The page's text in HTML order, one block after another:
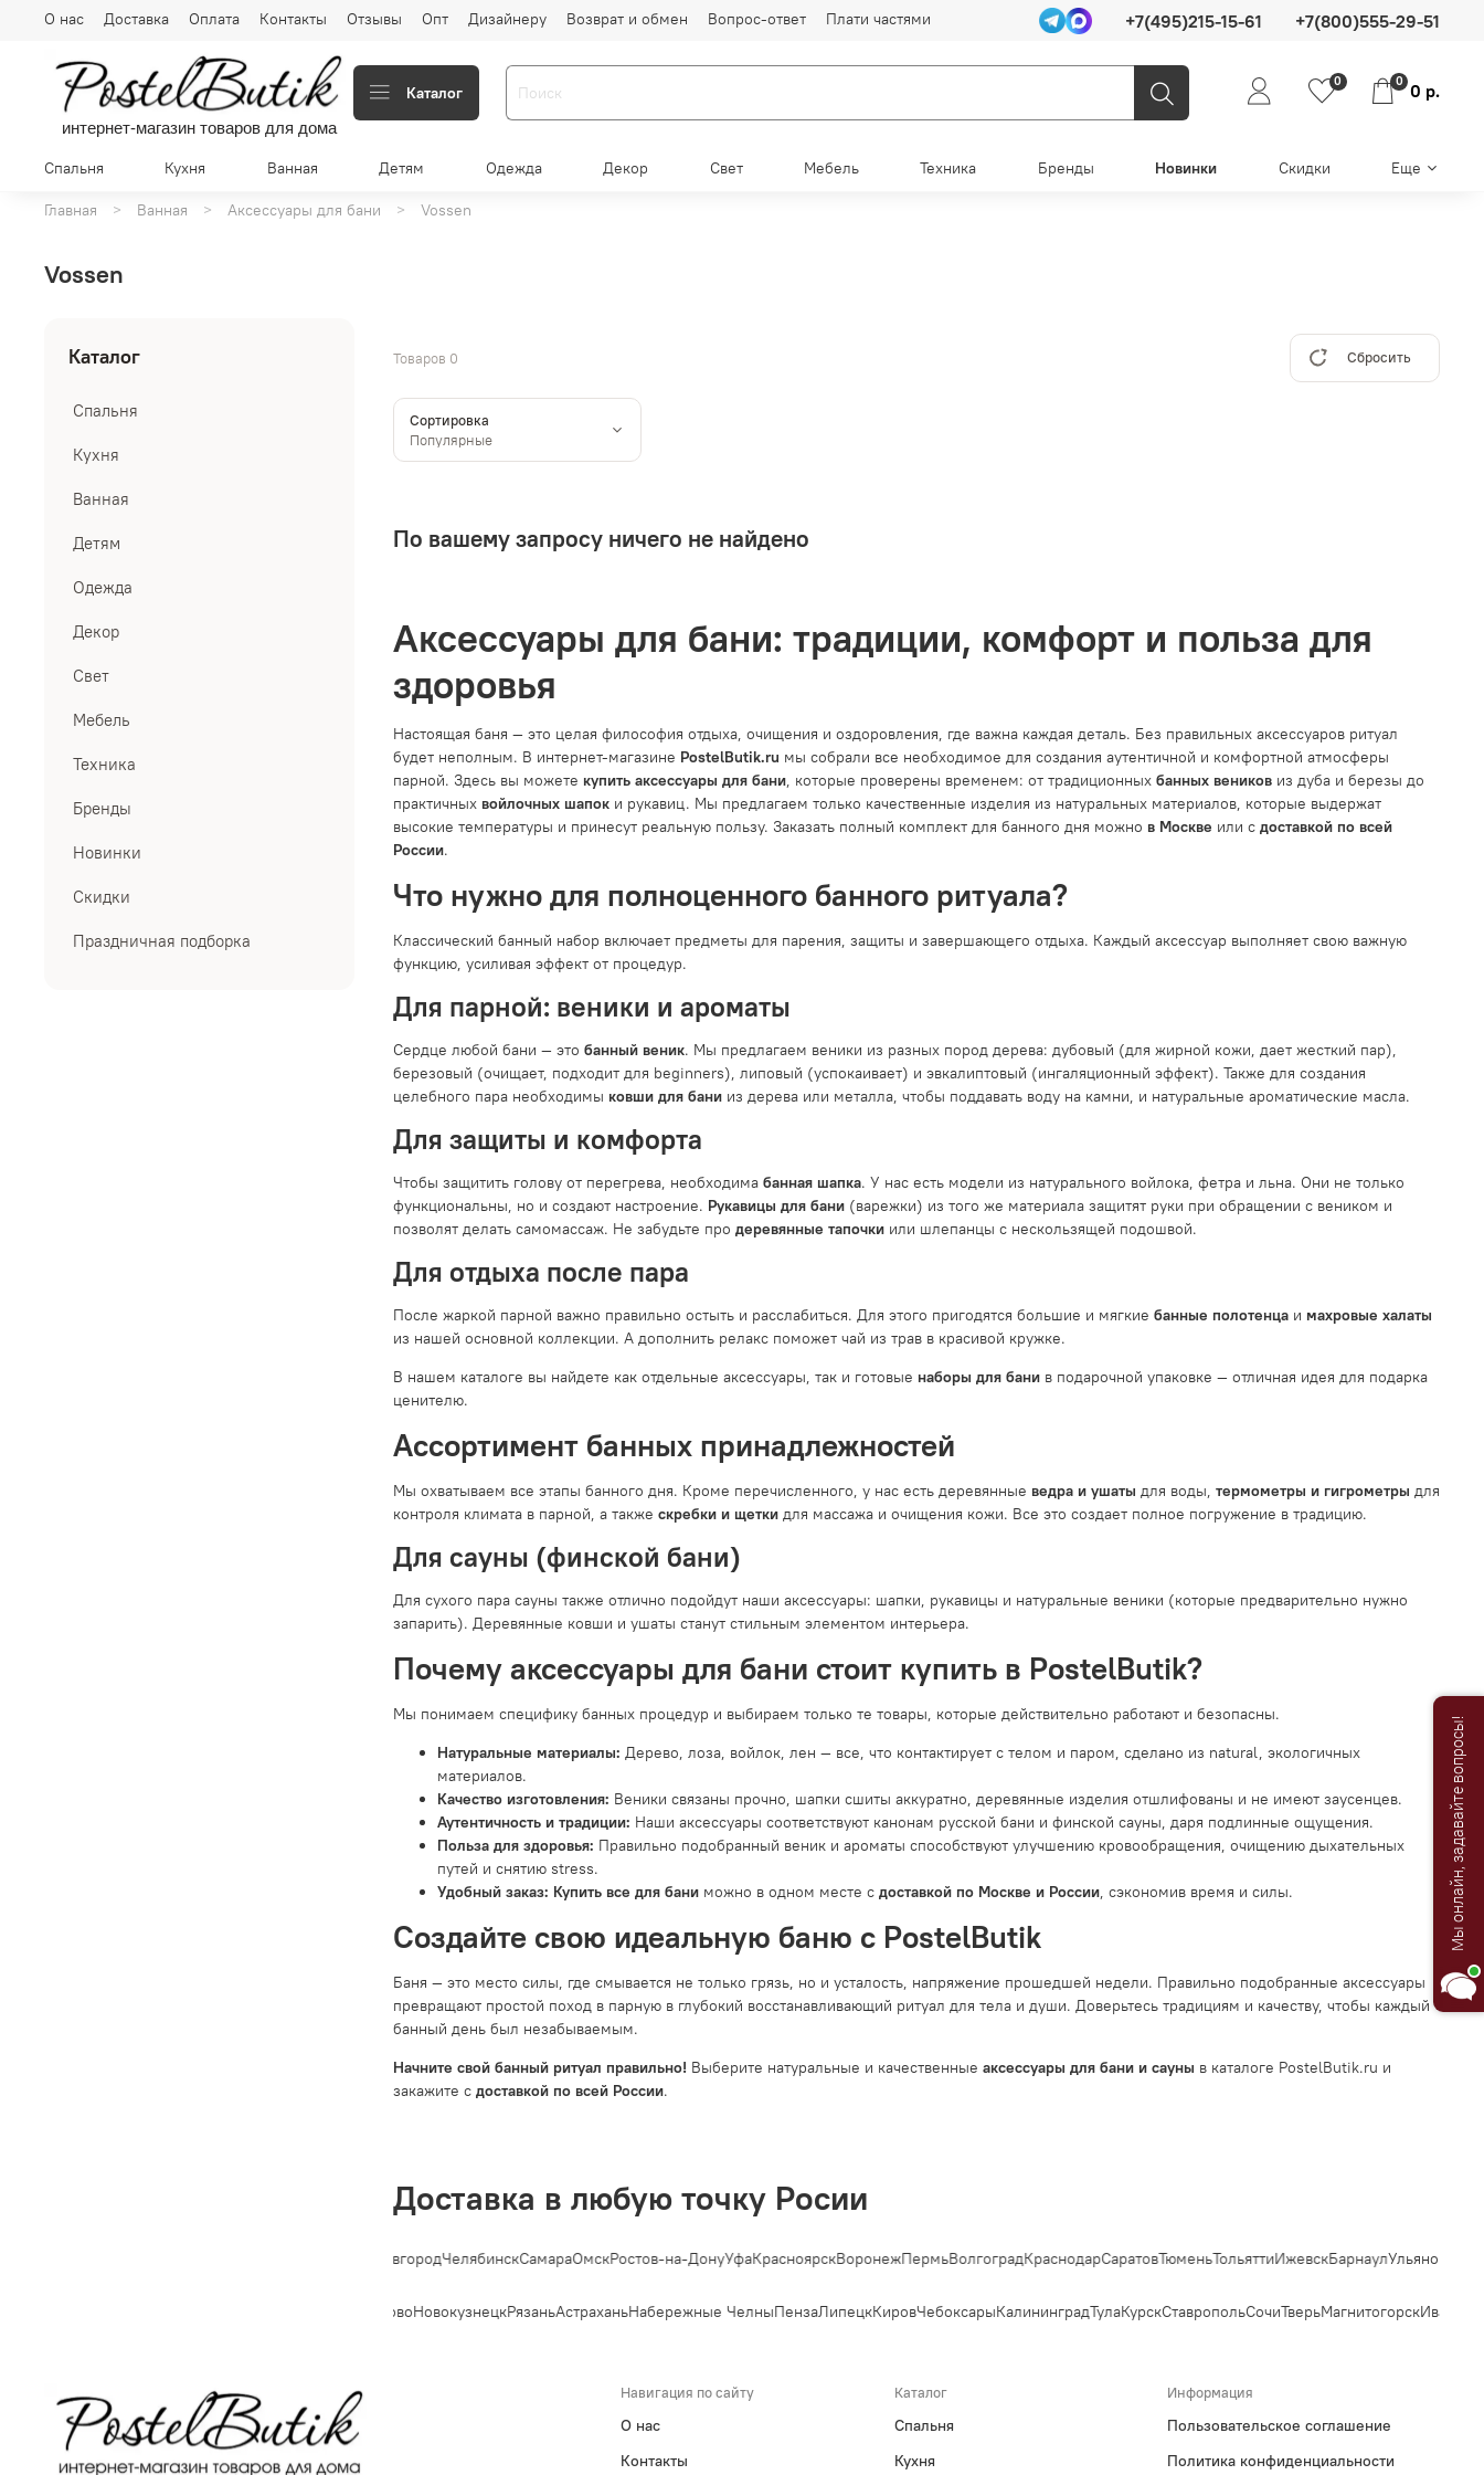
О нас Доставка Оплата Контакты Отзывы Опт Дизайнеру Возврат и обмен Вопрос-ответ Плати частями +7(495)215-15-61 +7(800)555-29-51
интернет-магазин товаров для дома
Каталог
0 0 0 р.
Спальня Кухня Ванная Детям Одежда Декор Свет Мебель Техника Бренды Новинки Скидки Еще
Главная Ванная Аксессуары для бани Vossen
Vossen
Товаров 0 Сбросить
Сортировка
По вашему запросу ничего не найдено
Аксессуары для бани: традиции, комфорт и польза для
здоровья
Настоящая баня — это целая философия отдыха, очищения и оздоровления, где важна каждая деталь. Без правильных аксессуаров ритуал
будет неполным. В интернет-магазине PostelButik.ru мы собрали все необходимое для создания аутентичной и комфортной атмосферы
парной. Здесь вы можете купить аксессуары для бани, которые проверены временем: от традиционных банных вениковиз дуба и березы до
практичных войлочных шапоки рукавиц. Мы предлагаем только качественные изделия из натуральных материалов, которые выдержат
высокие температуры и принесут реальную пользу. Заказать полный комплект для банного дня можно в Москве или с доставкой по всей
России.
Что нужно для полноценного банного ритуала?
Классический банный набор включает предметы для парения, защиты и завершающего отдыха. Каждый аксессуар выполняет свою важную
функцию, усиливая эффект от процедур.
Для парной: веники и ароматы
Сердце любой бани — это банный веник. Мы предлагаем веники из разных пород дерева: дубовый (для жирной кожи, дает жесткий пар),
березовый (очищает, подходит для beginners), липовый (успокаивает) и эвкалиптовый (ингаляционный эффект). Также для создания
целебного пара необходимы ковши для банииз дерева или металла, чтобы поддавать воду на камни, и натуральные ароматические масла.
Для защиты и комфорта
Чтобы защитить голову от перегрева, необходима банная шапка. У нас есть модели из натурального войлока, фетра и льна. Они не только
функциональны, но и создают настроение. Рукавицы для бани(варежки) из того же материала защитят руки при обращении с веником и
позволят делать самомассаж. Не забудьте про деревянные тапочкиили шлепанцы с нескользящей подошвой.
Для отдыха после пара
После жаркой парной важно правильно остыть и расслабиться. Для этого пригодятся большие и мягкие банные полотенцаи махровые халаты
из нашей основной коллекции. А дополнить релакс поможет чай из трав в красивой кружке.
В нашем каталоге вы найдете как отдельные аксессуары, так и готовые наборы для банив подарочной упаковке — отличная идея для подарка
ценителю.
Ассортимент банных принадлежностей
Мы охватываем все этапы банного дня. Кроме перечисленного, у нас есть деревянные ведра и ушаты для воды, термометры и гигрометры для
контроля климата в парной, а также скребки и щеткидля массажа и очищения кожи. Все это создает полное погружение в традицию.
Для сауны (финской бани)
Для сухого пара сауны также отлично подойдут наши аксессуары: шапки, рукавицы и натуральные веники (которые предварительно нужно
запарить). Деревянные ковши и ушаты станут стильным элементом интерьера.
Почему аксессуары для бани стоит купить в PostelButik?
Мы понимаем специфику банных процедур и выбираем только те товары, которые действительно работают и безопасны.
Натуральные материалы: Дерево, лоза, войлок, лен — все, что контактирует с телом и паром, сделано из natural, экологичных
материалов.
Качество изготовления: Веники связаны прочно, шапки сшиты аккуратно, деревянные изделия отшлифованы и не имеют заусенцев.
Аутентичность и традиции: Наши аксессуары соответствуют канонам русской бани и финской сауны, даря подлинные ощущения.
Польза для здоровья: Правильно подобранный веник и ароматы способствуют улучшению кровообращения, очищению дыхательных
путей и снятию stress.
Удобный заказ: Купить все для баниможно в одном месте с доставкой по Москве и России, сэкономив время и силы.
Создайте свою идеальную баню с PostelButik
Баня — это место силы, где смывается не только грязь, но и усталость, напряжение прошедшей недели. Правильно подобранные аксессуары
превращают простой поход в парную в глубокий восстанавливающий ритуал для тела и души. Доверьтесь традициям и качеству, чтобы каждый
банный день был незабываемым.
Начните свой банный ритуал правильно!Выберите натуральные и качественные аксессуары для бани и сауны в каталоге PostelButik.ru и
закажите с доставкой по всей России.
Доставка в любую точку Росии
Нижний НовгородЧелябинскСамараОмскРостов-на-ДонуУфаКрасноярскВоронежПермьВолгоградКраснодарСаратовТюменьТольяттиИжевскБарнаулУльяновск
КемеровоНовокузнецкРязаньАстраханьНабережные ЧелныПензаЛипецкКировЧебоксарыКалининградТулаКурскСтавропольСочиТверьМагнитогорскИваново
Каталог
Спальня
Кухня
Ванная
Детям
Одежда
Декор
Свет
Мебель
Техника
Бренды
Новинки
Скидки
Праздничная подборка
Навигация по сайту
О нас
Контакты
Каталог
Спальня
Кухня
Информация
Пользовательское соглашение
Политика конфиденциальности
Мы онлайн, задавайте вопросы!